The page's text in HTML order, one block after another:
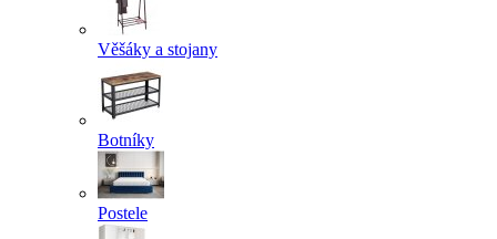
Věšáky a stojany
Botníky
Postele